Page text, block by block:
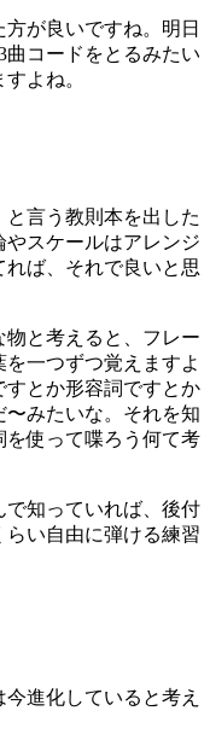
が良いですね。明日
コードをとるみたい
よね。
言う教則本を出した
スケールはアレンジ
れば、それで良いと思
と考えると、フレー
一つずつ覚えますよ
とか形容詞ですとか
みたいな。それを知
を使って喋ろう何て考
知っていれば、後付
い自由に弾ける練習
進化していると考え